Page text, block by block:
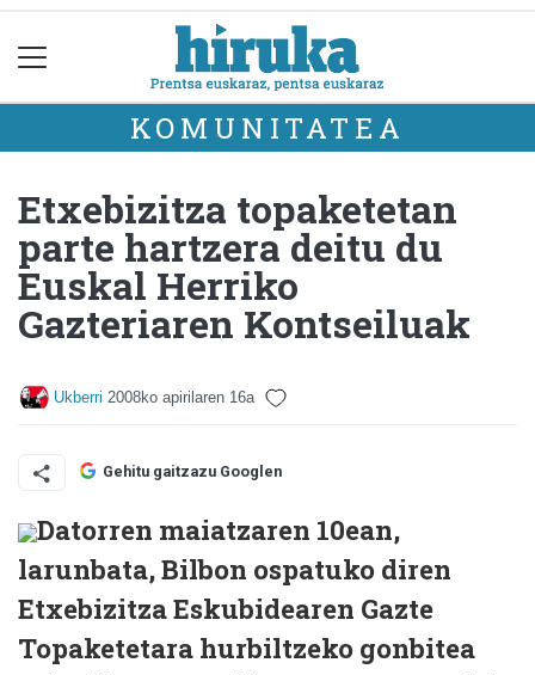
KOMUNITATEA
Etxebizitza topaketetan
parte hartzera deitu du
Euskal Herriko
Gazteriaren Kontseiluak
Ukberri 2008ko apirilaren 16a
Gehitu gaitzazu Googlen
Datorren maiatzaren 10ean,
larunbata, Bilbon ospatuko diren
Etxebizitza Eskubidearen Gazte
Topaketetara hurbiltzeko gonbitea